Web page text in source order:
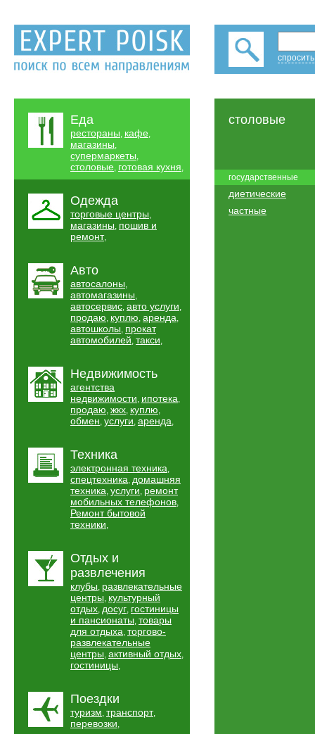
Еда
рестораны, кафе,
магазины,
супермаркеты,
столовые, готовая кухня,
Одежда
торговые центры,
магазины, пошив и
ремонт,
Авто
автосалоны,
автомагазины,
автосервис, авто услуги,
продаю, куплю, аренда,
автошколы, прокат
автомобилей, такси,
Недвижимость
агентства
недвижимости, ипотека,
продаю, жкх, куплю,
обмен, услуги, аренда,
Техника
электронная техника,
спецтехника, домашняя
техника, услуги, ремонт
мобильных телефонов,
Ремонт бытовой
техники,
Отдых и
развлечения
клубы, развлекательные
центры, культурный
отдых, досуг, гостиницы
и пансионаты, товары
для отдыха, торгово-
развлекательные
центры, активный отдых,
гостиницы,
Поездки
туризм, транспорт,
перевозки,
столовые
государственные
диетические
частные